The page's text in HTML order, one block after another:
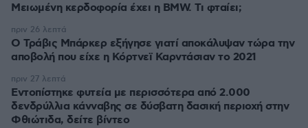
Μειωμένη κερδοφορία έχει η BMW. Τι φταίει;
O Τράβις Μπάρκερ εξήγησε γιατί αποκάλυψαν τώρα την
αποβολή που είχε η Κόρτνεϊ Καρντάσιαν το 2021
πριν 26 λεπτά
Εντοπίστηκε φυτεία με περισσότερα από 2.000
δενδρύλλια κάνναβης σε δύσβατη δασική περιοχή στην
Φθιώτιδα, δείτε βίντεο
πριν 27 λεπτά